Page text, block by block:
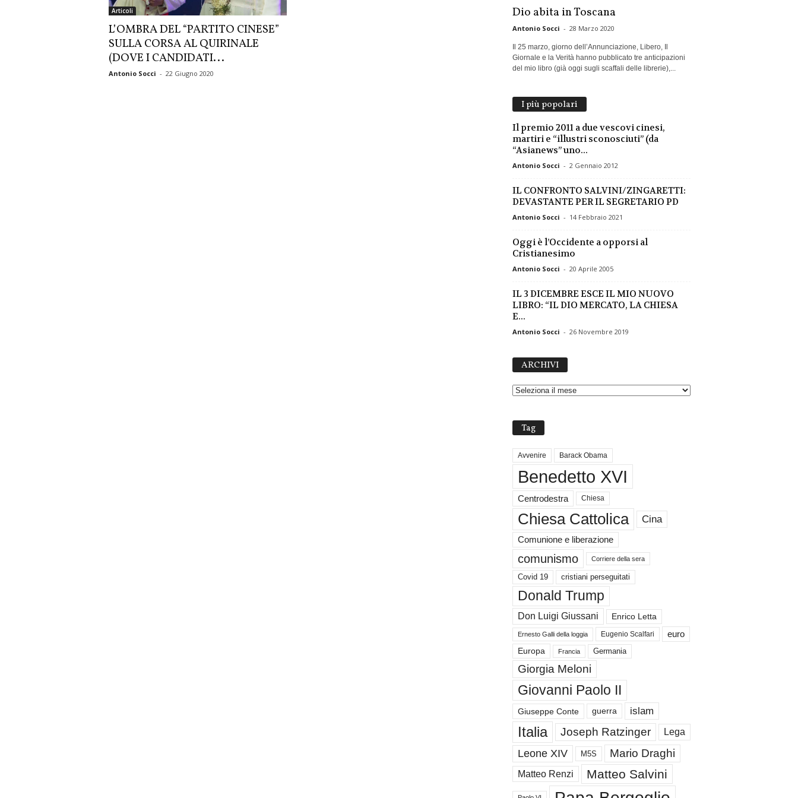
Articoli
L’OMBRA DEL “PARTITO CINESE”
SULLA CORSA AL QUIRINALE
(DOVE I CANDIDATI...
Antonio Socci - 22 Giugno 2020
Dio abita in Toscana
Antonio Socci - 28 Marzo 2020
Il 25 marzo, giorno dell’Annunciazione, Libero, Il
Giornale e la Verità hanno pubblicato tre anticipazioni
del mio libro (già oggi sugli scaffali delle librerie),...
I più popolari
Il premio 2011 a due vescovi cinesi,
martiri e “illustri sconosciuti” (da
“Asianews” uno...
Antonio Socci - 2 Gennaio 2012
IL CONFRONTO SALVINI/ZINGARETTI:
DEVASTANTE PER IL SEGRETARIO PD
Antonio Socci - 14 Febbraio 2021
Oggi è l’Occidente a opporsi al
Cristianesimo
Antonio Socci - 20 Aprile 2005
IL 3 DICEMBRE ESCE IL MIO NUOVO
LIBRO: “IL DIO MERCATO, LA CHIESA
E...
Antonio Socci - 26 Novembre 2019
ARCHIVI
H
Tag
Avvenire Barack Obama
Benedetto XVI
Centrodestra Chiesa
Chiesa Cattolica Cina
Comunione e liberazione
comunismo Corriere della sera
Covid 19 cristiani perseguitati
Donald Trump
Don Luigi Giussani Enrico Letta
Ernesto Galli della loggia Eugenio Scalfari euro
Europa Francia Germania
Giorgia Meloni
Giovanni Paolo II
Giuseppe Conte guerra islam
Italia Joseph Ratzinger Lega
Leone XIV M5S Mario Draghi
Matteo Renzi Matteo Salvini